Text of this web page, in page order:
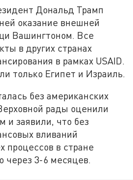
Дональд Трамп
оказание внешней
Вашингтоном. Все
в других странах
в рамках USAID.
только Египет и Израиль.
без американских
рады оценили
и заявили, что без
вливаний
процессов в стране
через 3-6 месяцев.